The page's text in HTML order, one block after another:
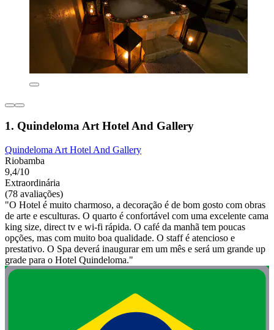
1. Quindeloma Art Hotel And Gallery
Quindeloma Art Hotel And Gallery
Riobamba
9,4/10
Extraordinária
(78 avaliações)
"O Hotel é muito charmoso, a decoração é de bom gosto com obras
de arte e esculturas. O quarto é confortável com uma excelente cama
king size, direct tv e wi-fi rápida. O café da manhã tem poucas
opções, mas com muito boa qualidade. O staff é atencioso e
prestativo. O Spa deverá inaugurar em um mês e será um grande up
grade para o Hotel Quindeloma."